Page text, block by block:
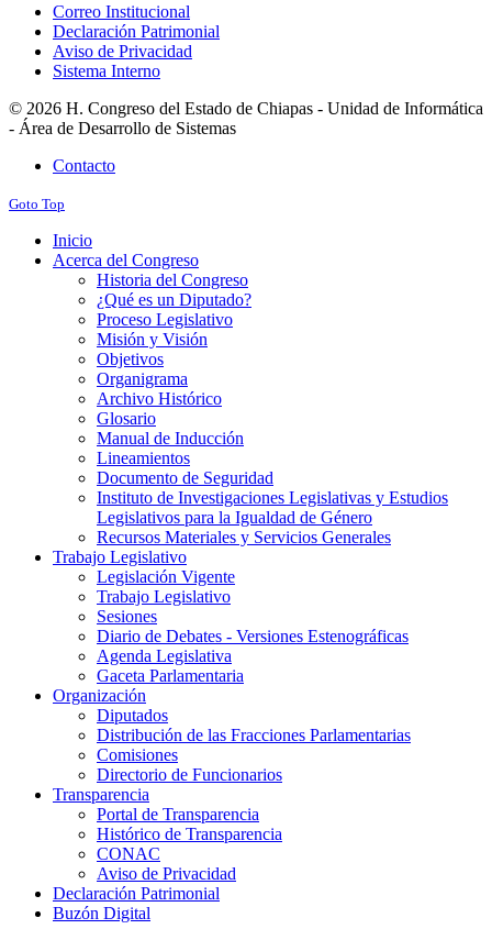
Correo Institucional
Declaración Patrimonial
Aviso de Privacidad
Sistema Interno
© 2026 H. Congreso del Estado de Chiapas - Unidad de Informática
- Área de Desarrollo de Sistemas
Contacto
Goto Top
Inicio
Acerca del Congreso
Historia del Congreso
¿Qué es un Diputado?
Proceso Legislativo
Misión y Visión
Objetivos
Organigrama
Archivo Histórico
Glosario
Manual de Inducción
Lineamientos
Documento de Seguridad
Instituto de Investigaciones Legislativas y Estudios
Legislativos para la Igualdad de Género
Recursos Materiales y Servicios Generales
Trabajo Legislativo
Legislación Vigente
Trabajo Legislativo
Sesiones
Diario de Debates - Versiones Estenográficas
Agenda Legislativa
Gaceta Parlamentaria
Organización
Diputados
Distribución de las Fracciones Parlamentarias
Comisiones
Directorio de Funcionarios
Transparencia
Portal de Transparencia
Histórico de Transparencia
CONAC
Aviso de Privacidad
Declaración Patrimonial
Buzón Digital